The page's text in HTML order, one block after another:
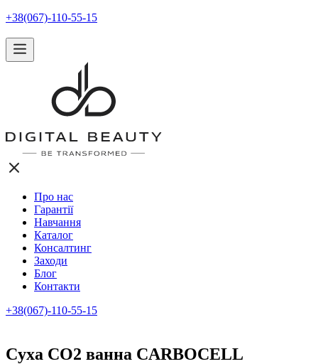
+38(067)-110-55-15
Про нас
Гарантії
Навчання
Каталог
Консалтинг
Заходи
Блог
Контакти
+38(067)-110-55-15
Cуха СО2 ванна CARBOCELL